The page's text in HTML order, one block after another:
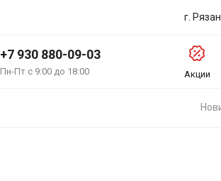
г.
+7 930 880-09-03
Пн-Пт с 9:00 до 18:00 Акции